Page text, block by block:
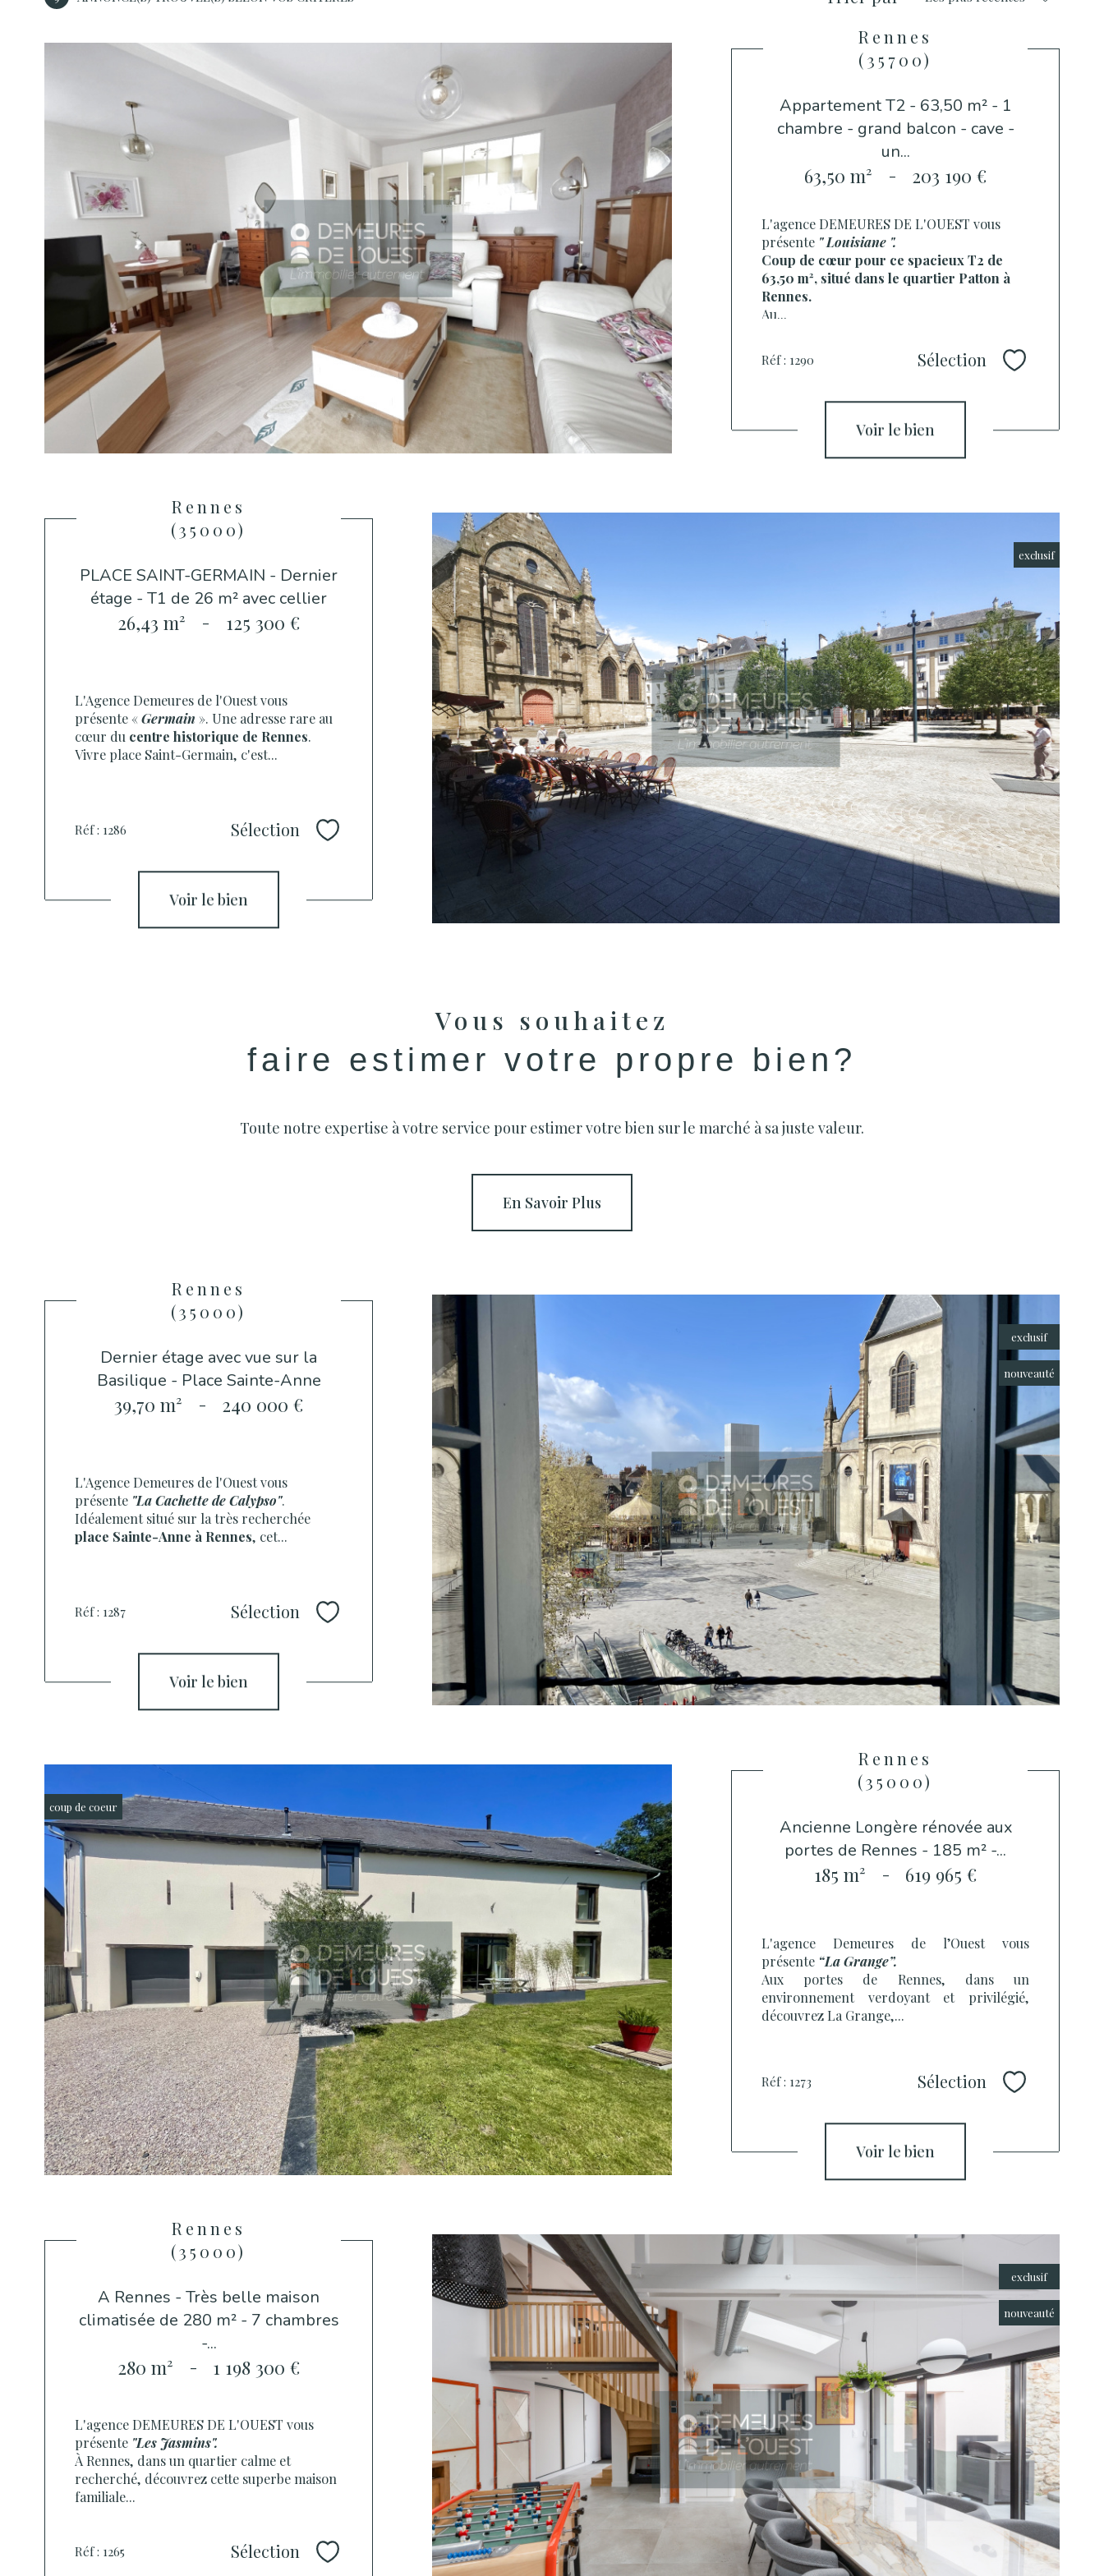
Rennes
(35700)
Appartement T2 - 63,50 m² - 1
chambre - grand balcon - cave -
un...
63,50 m² - 203 190 €
L'agence DEMEURES DE L'OUEST vous
présente " Louisiane ".
Coup de cœur pour ce spacieux T2 de
63,50 m², situé dans le quartier Patton à
Rennes.
Au...
Réf : 1290 Sélection Sélectionner
voir le bien
exclusif
Rennes
(35000)
PLACE SAINT-GERMAIN - Dernier
étage - T1 de 26 m² avec cellier
26,43 m² - 125 300 €
L'Agence Demeures de l'Ouest vous
présente «Germain ». Une adresse rare au
cœur du centre historique de Rennes.
Vivre place Saint-Germain, c'est...
Réf : 1286 Sélection Sélectionner
voir le bien
Vous souhaitez
faire estimer votre propre bien?
Toute notre expertise à votre service pour estimer votre bien sur le marché à sa juste valeur.
En Savoir Plus
exclusif
nouveauté
Rennes
(35000)
Dernier étage avec vue sur la
Basilique - Place Sainte-Anne
39,70 m² - 240 000 €
L'Agence Demeures de l'Ouest vous
présente "La Cachette de Calypso".
Idéalement situé sur la très recherchée
place Sainte-Anne à Rennes, cet...
Réf : 1287 Sélection Sélectionner
voir le bien
coup de coeur
Rennes
(35000)
Ancienne Longère rénovée aux
portes de Rennes - 185 m² -...
185 m² - 619 965 €
L'agence Demeures de l’Ouest vous
présente “La Grange”.
Aux portes de Rennes, dans un
environnement verdoyant et privilégié,
découvrez La Grange,...
Réf : 1273 Sélection Sélectionner
voir le bien
exclusif
nouveauté
Rennes
(35000)
A Rennes - Très belle maison
climatisée de 280 m² - 7 chambres
-...
280 m² - 1 198 300 €
L'agence DEMEURES DE L'OUEST vous
présente "Les Jasmins".
À Rennes, dans un quartier calme et
recherché, découvrez cette superbe maison
familiale...
Réf : 1265 Sélection Sélectionner